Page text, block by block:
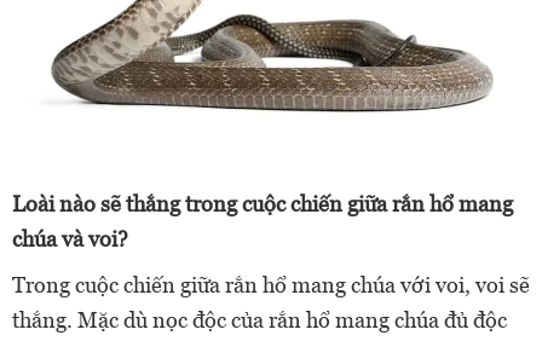
Loài nào sẽ thắng trong cuộc chiến giữa rắn hổ mang
chúa và voi?
Trong cuộc chiến giữa rắn hổ mang chúa với voi, voi sẽ
thắng. Mặc dù nọc độc của rắn hổ mang chúa đủ độc